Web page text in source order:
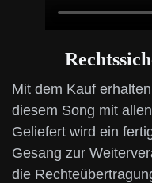
Mit dem Kauf
diesem Song mit
Geliefert wird ein
Gesang zur
die